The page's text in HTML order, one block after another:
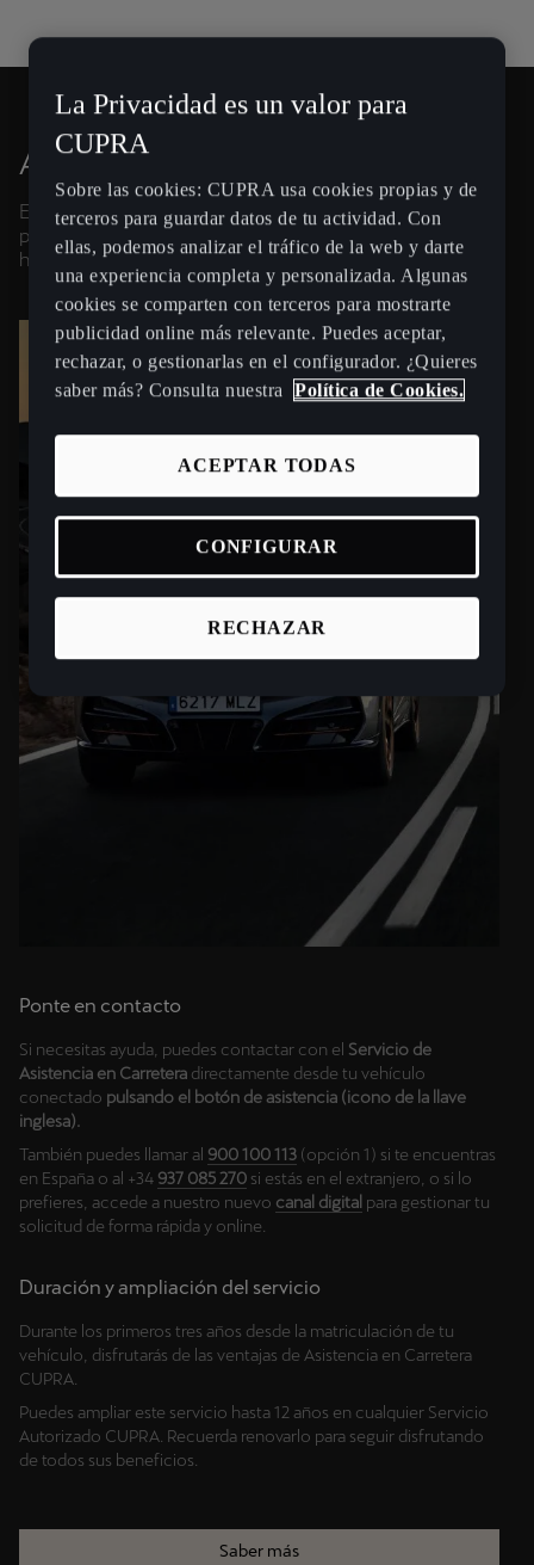
ASISTENCIA EN CARRETERA.
En caso de avería, accidente, robo o daños propios,
puedes contar con Asistencia en Carretera CUPRA las 24
horas del día, los 365 días del año.
Ponte en contacto
Si necesitas ayuda, puedes contactar con el Servicio de
Asistencia en Carretera directamente desde tu vehículo
conectado pulsando el botón de asistencia (icono de la llave
inglesa).
También puedes llamar al 900 100 113 (opción 1) si te encuentras
en España o al +34 937 085 270 si estás en el extranjero, o si lo
prefieres, accede a nuestro nuevo canal digital para gestionar tu
solicitud de forma rápida y online.
Duración y ampliación del servicio
Durante los primeros tres años desde la matriculación de tu
vehículo, disfrutarás de las ventajas de Asistencia en Carretera
CUPRA.
Puedes ampliar este servicio hasta 12 años en cualquier Servicio
Autorizado CUPRA. Recuerda renovarlo para seguir disfrutando
de todos sus beneficios.
Saber más
La Privacidad es un valor para
CUPRA
Sobre las cookies: CUPRA usa cookies propias y de
terceros para guardar datos de tu actividad. Con
ellas, podemos analizar el tráfico de la web y darte
una experiencia completa y personalizada. Algunas
cookies se comparten con terceros para mostrarte
publicidad online más relevante. Puedes aceptar,
rechazar, o gestionarlas en el configurador. ¿Quieres
saber más? Consulta nuestra
Política de Cookies.
RECHAZAR
ACEPTAR TODAS
CONFIGURAR